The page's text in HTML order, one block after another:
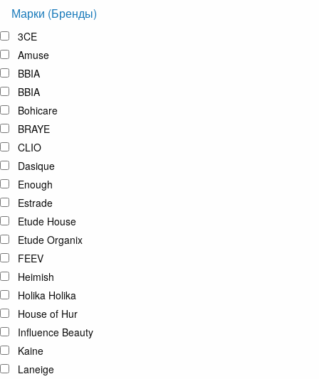
Марки (Бренды)
3CE
Amuse
BBIA
BBIA
Bohicare
BRAYE
CLIO
Dasique
Enough
Estrade
Etude House
Etude Organix
FEEV
Heimish
Holika Holika
House of Hur
Influence Beauty
Kaine
Laneige